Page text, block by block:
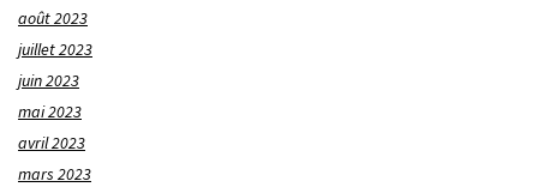
août 2023
juillet 2023
juin 2023
mai 2023
avril 2023
mars 2023